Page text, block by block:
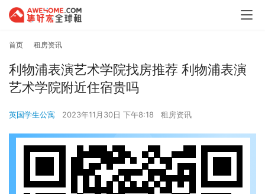
首页 租房资讯
利物浦表演艺术学院找房推荐 利物浦表演
艺术学院附近住宿贵吗
英国学生公寓 2023年11月30日 下午8:18 租房资讯